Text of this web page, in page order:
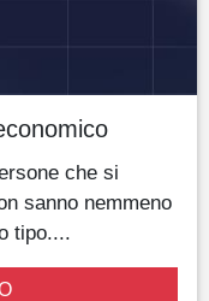
che si
sanno nemmeno
tipo....